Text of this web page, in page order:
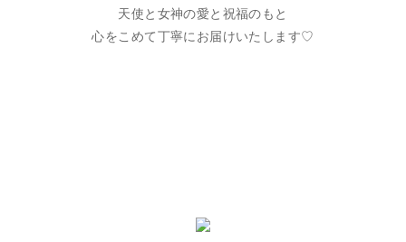
天使と女神の愛と祝福のもと
心をこめて丁寧にお届けいたします♡